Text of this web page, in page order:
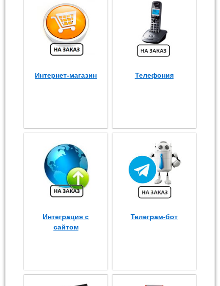
Интернет-магазин Телефония
Интеграция с
сайтом
Телеграм-бот